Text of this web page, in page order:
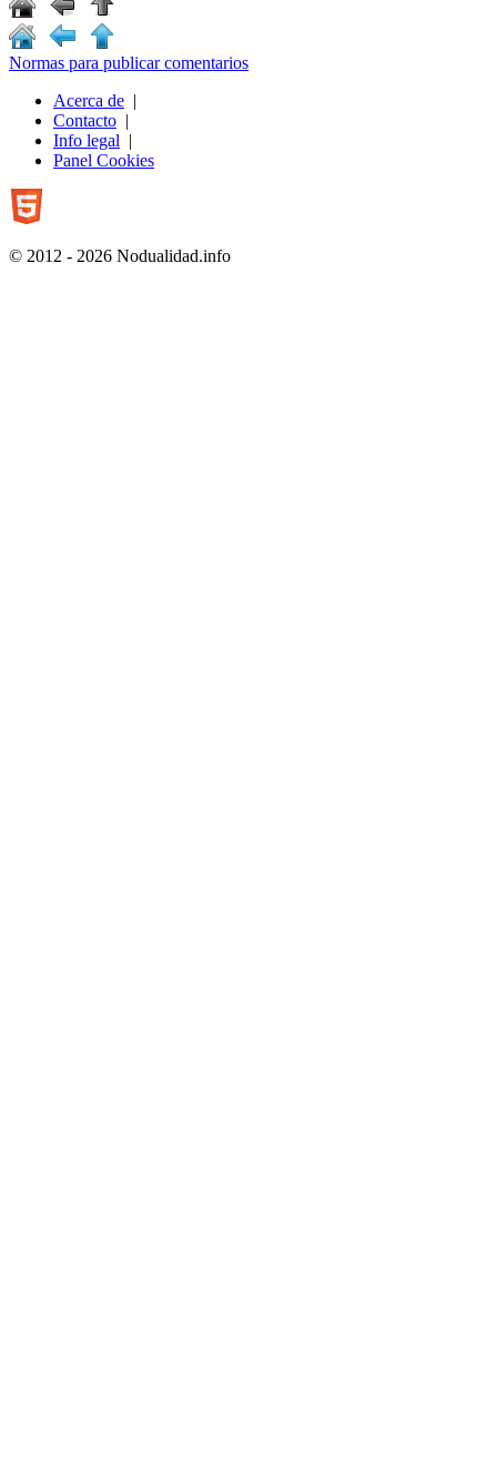
Normas para publicar comentarios
Acerca de |
Contacto |
Info legal |
Panel Cookies
© 2012 - 2026 Nodualidad.info